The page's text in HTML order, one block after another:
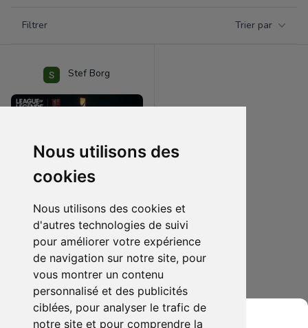
Nous utilisons des
cookies
Nous utilisons des cookies et
d'autres technologies de suivi
pour améliorer votre expérience
de navigation sur notre site, pour
vous montrer un contenu
personnalisé et des publicités
ciblées, pour analyser le trafic de
notre site et pour comprendre la
Filtrer Trier par
Stef Borg
500.00 € 0
Figurine 1/16 LUCIAN League of Legendss
Ajouter au lot